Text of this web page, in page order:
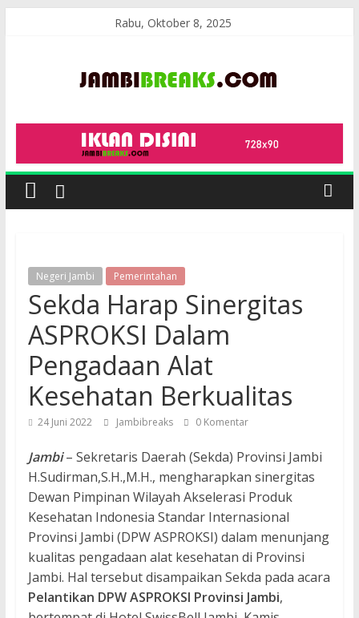
Rabu, Oktober 8, 2025
JambiBreaks
Negeri Jambi Pemerintahan
Sekda Harap Sinergitas
ASPROKSI Dalam
Pengadaan Alat
Kesehatan Berkualitas
24 Juni 2022 Jambibreaks 0 Komentar
Jambi– Sekretaris Daerah (Sekda) Provinsi Jambi
H.Sudirman,S.H.,M.H., mengharapkan sinergitas
Dewan Pimpinan Wilayah Akselerasi Produk
Kesehatan Indonesia Standar Internasional
Provinsi Jambi (DPW ASPROKSI) dalam menunjang
kualitas pengadaan alat kesehatan di Provinsi
Jambi. Hal tersebut disampaikan Sekda pada acara
Pelantikan DPW ASPROKSI Provinsi Jambi,